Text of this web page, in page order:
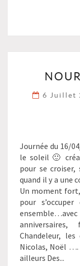
6 Juillet
Journée du 16/
le soleil 🙂
pour se
quand il y a une
Un moment
pour
Chandeleur,
Nicolas, Noël ….
ailleurs Des...